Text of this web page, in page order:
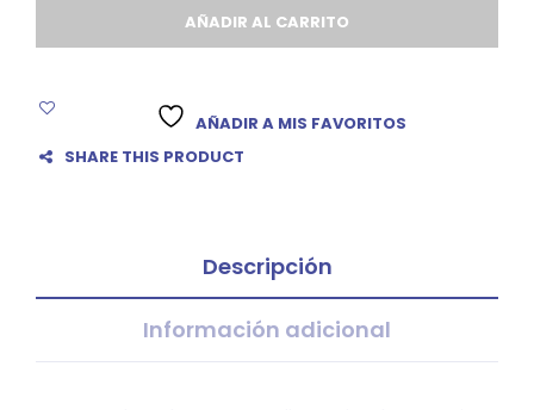
AÑADIR AL CARRITO
AÑADIR A MIS FAVORITOS
SHARE THIS PRODUCT
Descripción
Información adicional